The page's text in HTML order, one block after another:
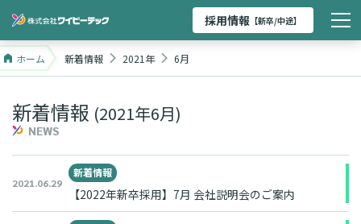
採用情報 【新卒/中途】
ホーム 新着情報 2021年 6月
新着情報 (2021年6月)
NEWS
2021.06.29
新着情報
【2022年新卒採用】7月 会社説明会のご案内